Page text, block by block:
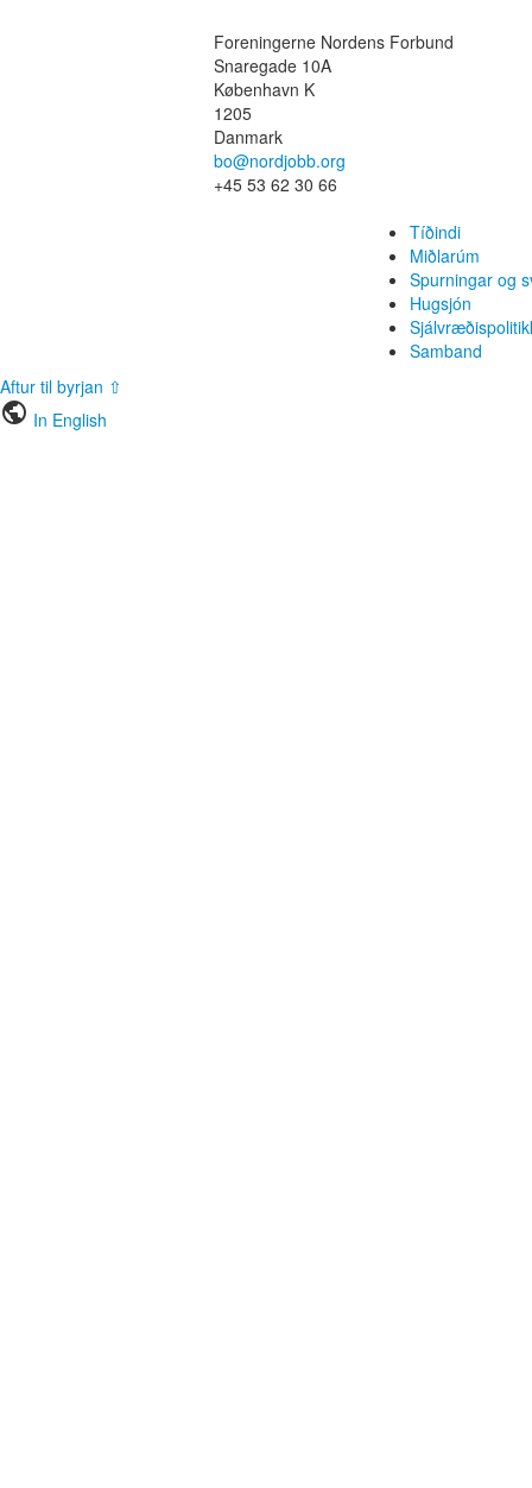
Foreningerne Nordens Forbund
Snaregade 10A
København K
1205
Danmark
bo@nordjobb.org
+45 53 62 30 66
Tíðindi
Miðlarúm
Spurningar og
Hugsjón
Samband
Aftur til byrjan ⇧
public In English